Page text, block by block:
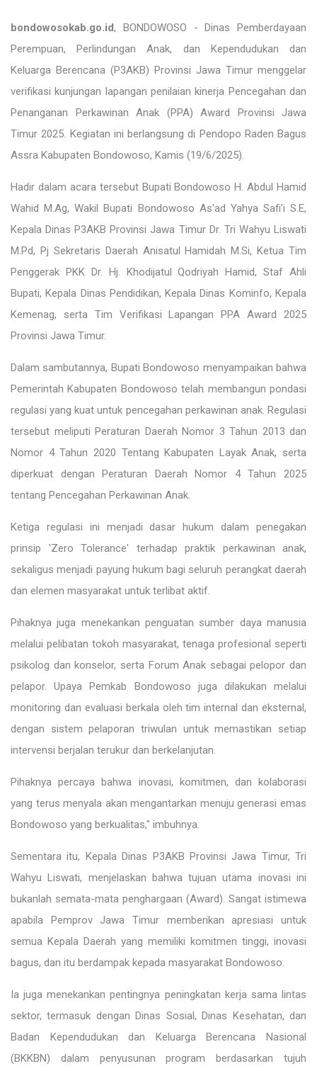
bondowosokab.go.id, BONDOWOSO - Dinas Pemberdayaan
Perempuan, Perlindungan Anak, dan Kependudukan dan
Keluarga Berencana (P3AKB) Provinsi Jawa Timur menggelar
verifikasi kunjungan lapangan penilaian kinerja Pencegahan dan
Penanganan Perkawinan Anak (PPA) Award Provinsi Jawa
Timur 2025. Kegiatan ini berlangsung di Pendopo Raden Bagus
Assra Kabupaten Bondowoso, Kamis (19/6/2025).
Hadir dalam acara tersebut Bupati Bondowoso H. Abdul Hamid
Wahid M.Ag, Wakil Bupati Bondowoso As'ad Yahya Safi'i S.E,
Kepala Dinas P3AKB Provinsi Jawa Timur Dr. Tri Wahyu Liswati
M.Pd, Pj Sekretaris Daerah Anisatul Hamidah M.Si, Ketua Tim
Penggerak PKK Dr. Hj. Khodijatul Qodriyah Hamid, Staf Ahli
Bupati, Kepala Dinas Pendidikan, Kepala Dinas Kominfo, Kepala
Kemenag, serta Tim Verifikasi Lapangan PPA Award 2025
Provinsi Jawa Timur.
Dalam sambutannya, Bupati Bondowoso menyampaikan bahwa
Pemerintah Kabupaten Bondowoso telah membangun pondasi
regulasi yang kuat untuk pencegahan perkawinan anak. Regulasi
tersebut meliputi Peraturan Daerah Nomor 3 Tahun 2013 dan
Nomor 4 Tahun 2020 Tentang Kabupaten Layak Anak, serta
diperkuat dengan Peraturan Daerah Nomor 4 Tahun 2025
tentang Pencegahan Perkawinan Anak.
Ketiga regulasi ini menjadi dasar hukum dalam penegakan
prinsip 'Zero Tolerance' terhadap praktik perkawinan anak,
sekaligus menjadi payung hukum bagi seluruh perangkat daerah
dan elemen masyarakat untuk terlibat aktif.
Pihaknya juga menekankan penguatan sumber daya manusia
melalui pelibatan tokoh masyarakat, tenaga profesional seperti
psikolog dan konselor, serta Forum Anak sebagai pelopor dan
pelapor. Upaya Pemkab Bondowoso juga dilakukan melalui
monitoring dan evaluasi berkala oleh tim internal dan eksternal,
dengan sistem pelaporan triwulan untuk memastikan setiap
intervensi berjalan terukur dan berkelanjutan.
Pihaknya percaya bahwa inovasi, komitmen, dan kolaborasi
yang terus menyala akan mengantarkan menuju generasi emas
Bondowoso yang berkualitas," imbuhnya.
Sementara itu, Kepala Dinas P3AKB Provinsi Jawa Timur, Tri
Wahyu Liswati, menjelaskan bahwa tujuan utama inovasi ini
bukanlah semata-mata penghargaan (Award). Sangat istimewa
apabila Pemprov Jawa Timur memberikan apresiasi untuk
semua Kepala Daerah yang memiliki komitmen tinggi, inovasi
bagus, dan itu berdampak kepada masyarakat Bondowoso.
Ia juga menekankan pentingnya peningkatan kerja sama lintas
sektor, termasuk dengan Dinas Sosial, Dinas Kesehatan, dan
Badan Kependudukan dan Keluarga Berencana Nasional
(BKKBN) dalam penyusunan program berdasarkan tujuh